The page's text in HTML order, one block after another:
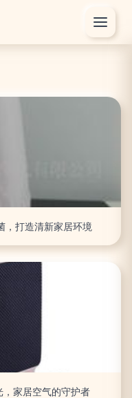
，打造清新家居环境
家居空气的守护者